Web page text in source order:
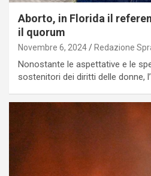
Aborto, in Florida il
il quorum
Novembre 6, 2024 Redazione
Nonostante le aspettative e le
sostenitori dei diritti delle donne,